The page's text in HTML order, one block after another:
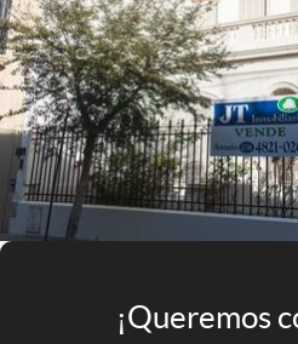
Mundial 2026
Eventos Corporativos
El Cronista Studio
Mediakit
abre en nueva pestaña
¡Queremos